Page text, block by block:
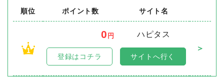
順位 ポイント数 サイト名
1
0 円
ハピタス
＞
登録はコチラ サイトへ行く